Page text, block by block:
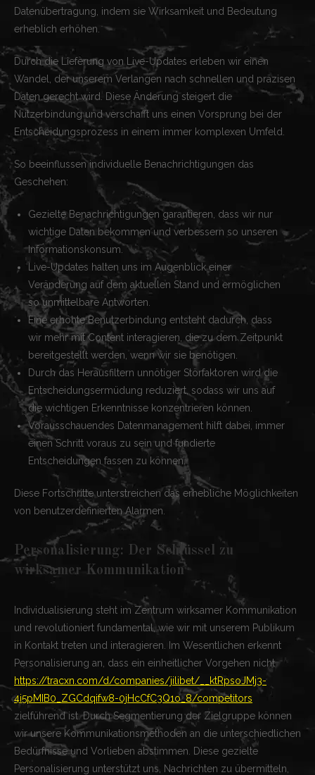
Datenübertragung, indem sie Wirksamkeit und Bedeutung
erheblich erhöhen.
Durch die Lieferung von Live-Updates erleben wir einen
Wandel, der unserem Verlangen nach schnellen und präzisen
Daten gerecht wird. Diese Änderung steigert die
Nutzerbindung und verschafft uns einen Vorsprung bei der
Entscheidungsprozess in einem immer komplexen Umfeld.
So beeinflussen individuelle Benachrichtigungen das
Geschehen:
Gezielte Benachrichtigungen garantieren, dass wir nur
wichtige Daten bekommen und verbessern so unseren
Informationskonsum.
Live-Updates halten uns im Augenblick einer
Veränderung auf dem aktuellen Stand und ermöglichen
so unmittelbare Antworten.
Eine erhöhte Benutzerbindung entsteht dadurch, dass
wir mehr mit Content interagieren, die zu dem Zeitpunkt
bereitgestellt werden, wenn wir sie benötigen.
Durch das Herausfiltern unnötiger Störfaktoren wird die
Entscheidungsermüdung reduziert, sodass wir uns auf
die wichtigen Erkenntnisse konzentrieren können.
Vorausschauendes Datenmanagement hilft dabei, immer
einen Schritt voraus zu sein und fundierte
Entscheidungen fassen zu können.
Diese Fortschritte unterstreichen das erhebliche Möglichkeiten
von benutzerdefinierten Alarmen.
Personalisierung: Der Schlüssel zu
wirksamer Kommunikation
Individualisierung steht im Zentrum wirksamer Kommunikation
und revolutioniert fundamental, wie wir mit unserem Publikum
in Kontakt treten und interagieren. Im Wesentlichen erkennt
Personalisierung an, dass ein einheitlicher Vorgehen nicht
https://tracxn.com/d/companies/jilibet/__ktRpsoJMj3-
4i5pMIB0_ZGCdqifw8-0jHcCfC3Q1o_8/competitors
zielführend ist. Durch Segmentierung der Zielgruppe können
wir unsere Kommunikationsmethoden an die unterschiedlichen
Bedürfnisse und Vorlieben abstimmen. Diese gezielte
Personalisierung unterstützt uns, Nachrichten zu übermitteln,